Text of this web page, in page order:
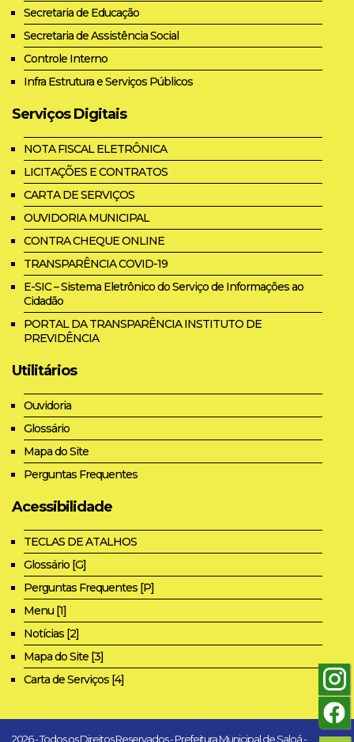
Secretaria de Educação
Secretaria de Assistência Social
Controle Interno
Infra Estrutura e Serviços Públicos
Serviços Digitais
NOTA FISCAL ELETRÔNICA
LICITAÇÕES E CONTRATOS
CARTA DE SERVIÇOS
OUVIDORIA MUNICIPAL
CONTRA CHEQUE ONLINE
TRANSPARÊNCIA COVID-19
E-SIC – Sistema Eletrônico do Serviço de Informações ao
Cidadão
PORTAL DA TRANSPARÊNCIA INSTITUTO DE
PREVIDÊNCIA
Utilitários
Ouvidoria
Glossário
Mapa do Site
Perguntas Frequentes
Acessibilidade
TECLAS DE ATALHOS
Glossário [G]
Perguntas Frequentes [P]
Menu [1]
Notícias [2]
Mapa do Site [3]
Carta de Serviços [4]
2026 - Todos os Direitos Reservados - Prefeitura Municipal de Saloá -